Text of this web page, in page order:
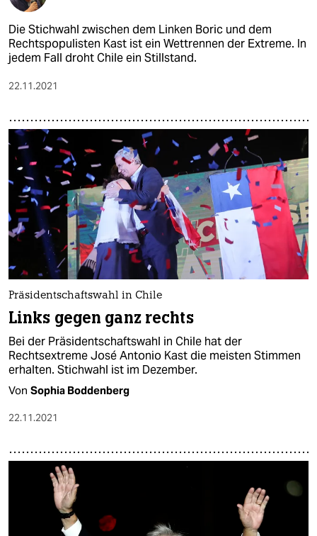
Die Stichwahl zwischen dem Linken Boric und dem
Rechtspopulisten Kast ist ein Wettrennen der Extreme. In
jedem Fall droht Chile ein Stillstand.
22.11.2021
Präsidentschaftswahl in Chile
Links gegen ganz rechts
Bei der Präsidentschaftswahl in Chile hat der
Rechtsextreme José Antonio Kast die meisten Stimmen
erhalten. Stichwahl ist im Dezember.
Von Sophia Boddenberg
22.11.2021